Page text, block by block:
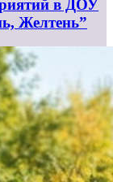
в ДОУ
Желтень”